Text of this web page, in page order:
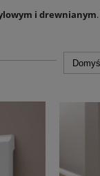
i drewnianym